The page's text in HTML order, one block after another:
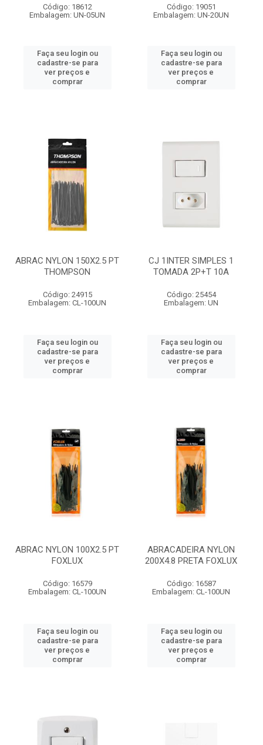
Código: 18612
Embalagem: UN-05UN
Faça seu login ou
cadastre-se para
ver preços e
comprar
Código: 19051
Embalagem: UN-20UN
Faça seu login ou
cadastre-se para
ver preços e
comprar
ABRAC NYLON 150X2.5 PT
THOMPSON
Código: 24915
Embalagem: CL-100UN
Faça seu login ou
cadastre-se para
ver preços e
comprar
CJ 1INTER SIMPLES 1
TOMADA 2P+T 10A
Código: 25454
Embalagem: UN
Faça seu login ou
cadastre-se para
ver preços e
comprar
ABRAC NYLON 100X2.5 PT
FOXLUX
Código: 16579
Embalagem: CL-100UN
Faça seu login ou
cadastre-se para
ver preços e
comprar
ABRACADEIRA NYLON
200X4.8 PRETA FOXLUX
Código: 16587
Embalagem: CL-100UN
Faça seu login ou
cadastre-se para
ver preços e
comprar